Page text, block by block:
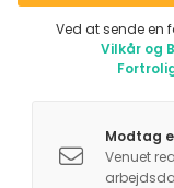
Ved at sende en
Vilkår og
Modtag
Venuet